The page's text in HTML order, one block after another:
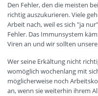
Den Fehler, den die meisten
richtig auszukurieren. Viele
Arbeit nach, weil es sich "ja
Fehler. Das Immunsystem
Viren an und wir sollten
Wer seine Erkältung nicht
womöglich wochenlang mit
möglicherweise noch
an, wenn sie weiterhin ihrem